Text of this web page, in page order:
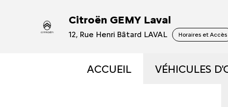
Citroën GEMY Laval
12, Rue Henri Bâtard LAVAL Horaires et Accès
ACCUEIL VÉHICULES
VÉHICULES